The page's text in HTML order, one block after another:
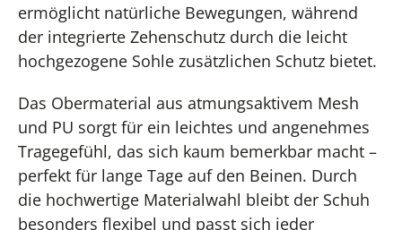
ermöglicht natürliche Bewegungen, während
der integrierte Zehenschutz durch die leicht
hochgezogene Sohle zusätzlichen Schutz bietet.
Das Obermaterial aus atmungsaktivem Mesh
und PU sorgt für ein leichtes und angenehmes
Tragegefühl, das sich kaum bemerkbar macht –
perfekt für lange Tage auf den Beinen. Durch
die hochwertige Materialwahl bleibt der Schuh
besonders flexibel und passt sich jeder